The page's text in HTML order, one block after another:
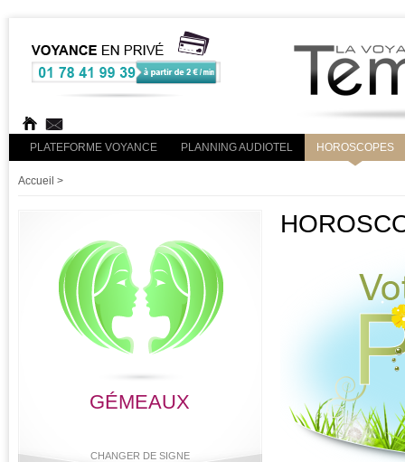
PLATEFORME VOYANCE PLANNING AUDIOTEL HOROSCOPES
Accueil >
GÉMEAUX
CHANGER DE SIGNE